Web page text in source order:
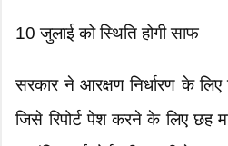
​10 जुलाई को स्थिति होगी साफ
​सरकार ने आरक्षण निर्धारण के लिए
जिसे रिपोर्ट पेश करने के लिए छह